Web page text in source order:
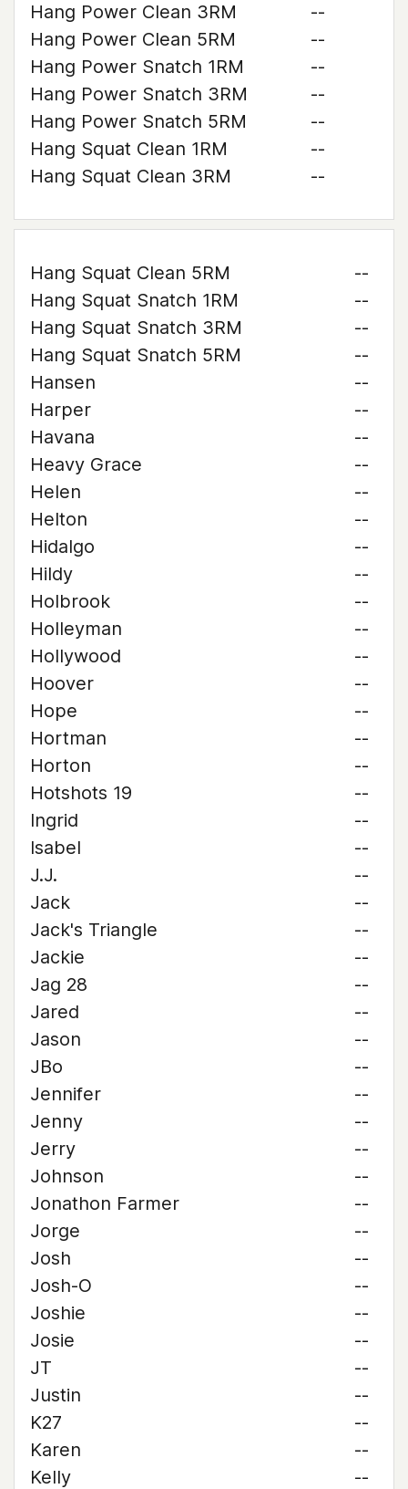
Hang Power Clean 3RM
--
Hang Power Clean 5RM
--
Hang Power Snatch 1RM
--
Hang Power Snatch 3RM
--
Hang Power Snatch 5RM
--
Hang Squat Clean 1RM
--
Hang Squat Clean 3RM
--
Hang Squat Clean 5RM
--
Hang Squat Snatch 1RM
--
Hang Squat Snatch 3RM
--
Hang Squat Snatch 5RM
--
Hansen
--
Harper
--
Havana
--
Heavy Grace
--
Helen
--
Helton
--
Hidalgo
--
Hildy
--
Holbrook
--
Holleyman
--
Hollywood
--
Hoover
--
Hope
--
Hortman
--
Horton
--
Hotshots 19
--
Ingrid
--
Isabel
--
J.J.
--
Jack
--
Jack's Triangle
--
Jackie
--
Jag 28
--
Jared
--
Jason
--
JBo
--
Jennifer
--
Jenny
--
Jerry
--
Johnson
--
Jonathon Farmer
--
Jorge
--
Josh
--
Josh-O
--
Joshie
--
Josie
--
JT
--
Justin
--
K27
--
Karen
--
Kelly
--